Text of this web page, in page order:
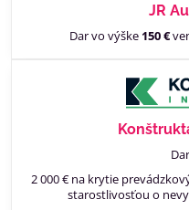
JR
Dar vo výške 150 €
2 000 € na krytie
starostlivosťou o